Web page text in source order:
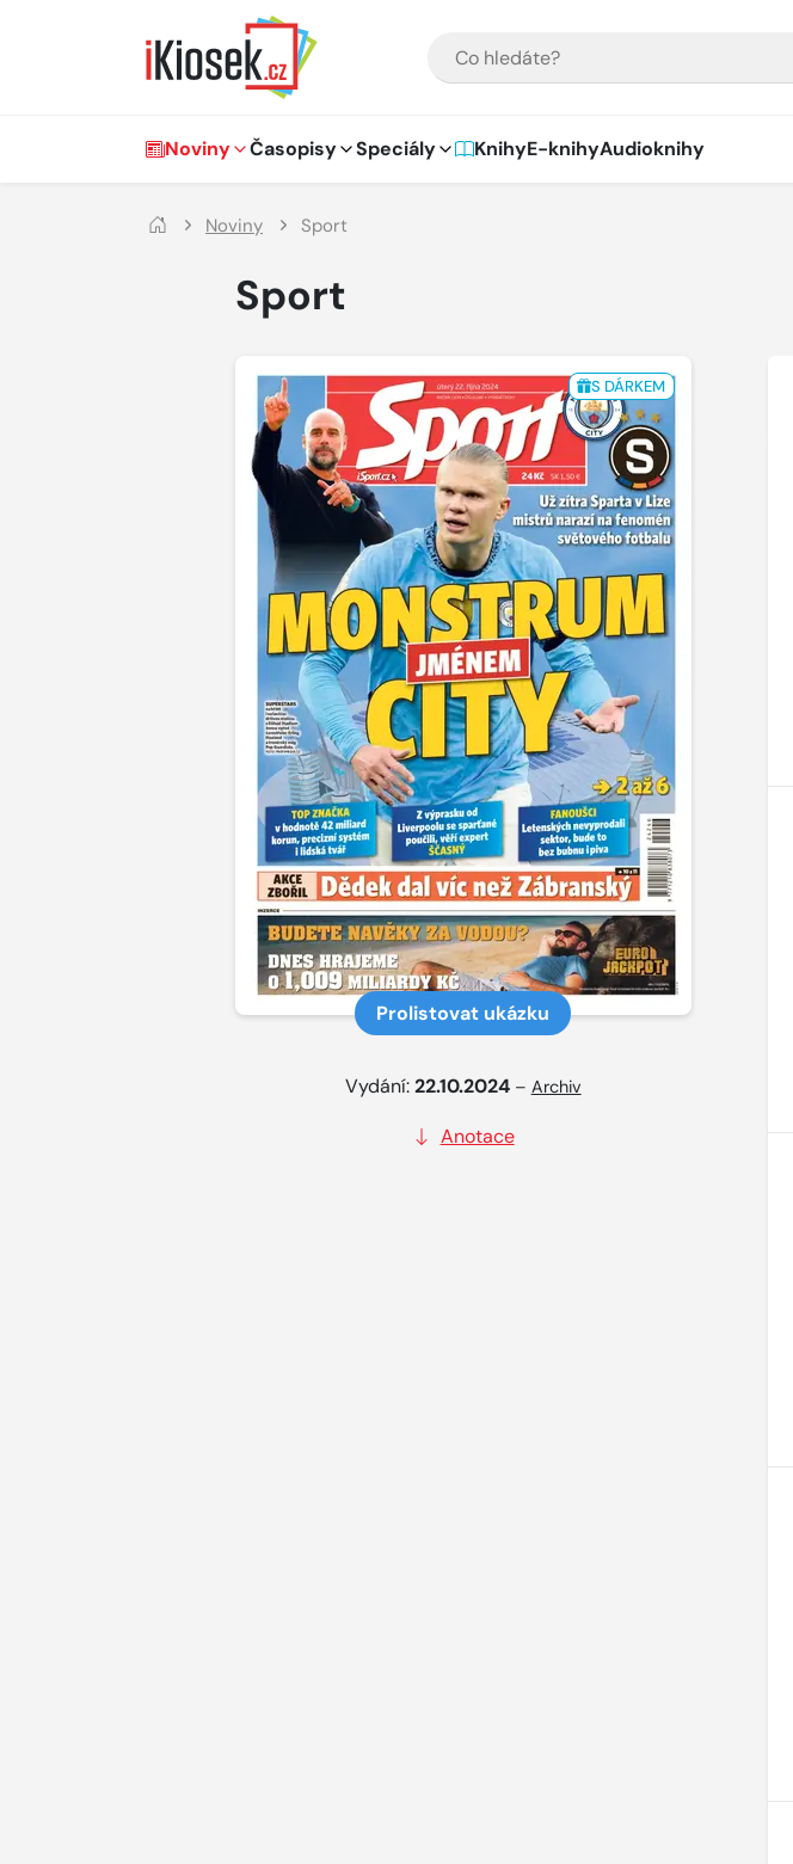
Hlavní navigace
Noviny Časopisy Speciály KnihyE-knihyAudioknihy
Noviny Sport
Sport
S DÁRKEM
Prolistovat ukázku
Vydání:22.10.2024 – Archiv
Anotace